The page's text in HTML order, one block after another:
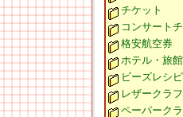
チケット
コンサート
格安航空券
ホテル・旅館
ビーズレシピ
レザークラ
ペーパーク